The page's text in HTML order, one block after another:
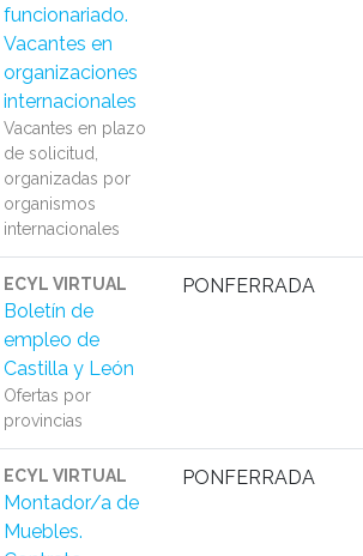
funcionariado.
Vacantes en
organizaciones
internacionales
Vacantes en plazo
de solicitud,
organizadas por
organismos
internacionales
ECYL VIRTUAL
Boletín de
empleo de
Castilla y León
Ofertas por
provincias
PONFERRADA
ECYL VIRTUAL
Montador/a de
Muebles.
PONFERRADA